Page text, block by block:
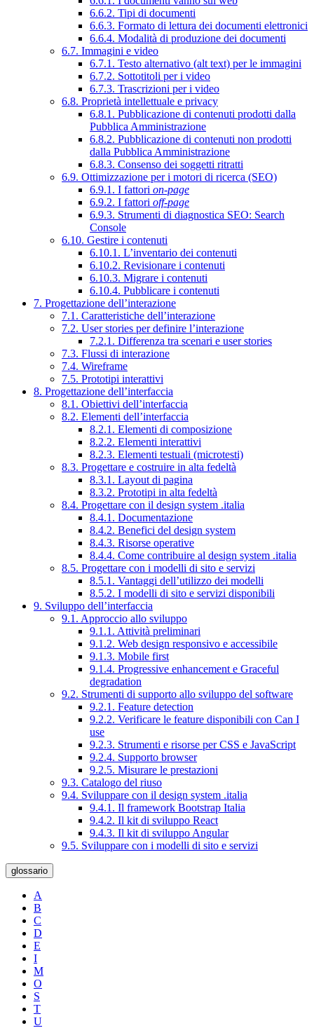
6.6.2. Tipi di documenti
6.6.3. Formato di lettura dei documenti elettronici
6.6.4. Modalità di produzione dei documenti
6.7. Immagini e video
6.7.1. Testo alternativo (alt text) per le immagini
6.7.2. Sottotitoli per i video
6.7.3. Trascrizioni per i video
6.8. Proprietà intellettuale e privacy
6.8.1. Pubblicazione di contenuti prodotti dalla
Pubblica Amministrazione
6.8.2. Pubblicazione di contenuti non prodotti
dalla Pubblica Amministrazione
6.8.3. Consenso dei soggetti ritratti
6.9. Ottimizzazione per i motori di ricerca (SEO)
6.9.1. I fattori on-page
6.9.2. I fattori off-page
6.9.3. Strumenti di diagnostica SEO: Search
Console
6.10. Gestire i contenuti
6.10.1. L’inventario dei contenuti
6.10.2. Revisionare i contenuti
6.10.3. Migrare i contenuti
6.10.4. Pubblicare i contenuti
7. Progettazione dell’interazione
7.1. Caratteristiche dell’interazione
7.2. User stories per definire l’interazione
7.2.1. Differenza tra scenari e user stories
7.3. Flussi di interazione
7.4. Wireframe
7.5. Prototipi interattivi
8. Progettazione dell’interfaccia
8.1. Obiettivi dell’interfaccia
8.2. Elementi dell’interfaccia
8.2.1. Elementi di composizione
8.2.2. Elementi interattivi
8.2.3. Elementi testuali (microtesti)
8.3. Progettare e costruire in alta fedeltà
8.3.1. Layout di pagina
8.3.2. Prototipi in alta fedeltà
8.4. Progettare con il design system .italia
8.4.1. Documentazione
8.4.2. Benefici del design system
8.4.3. Risorse operative
8.4.4. Come contribuire al design system .italia
8.5. Progettare con i modelli di sito e servizi
8.5.1. Vantaggi dell’utilizzo dei modelli
8.5.2. I modelli di sito e servizi disponibili
9. Sviluppo dell’interfaccia
9.1. Approccio allo sviluppo
9.1.1. Attività preliminari
9.1.2. Web design responsivo e accessibile
9.1.3. Mobile first
9.1.4. Progressive enhancement e Graceful
degradation
9.2. Strumenti di supporto allo sviluppo del software
9.2.1. Feature detection
9.2.2. Verificare le feature disponibili con Can I
use
9.2.3. Strumenti e risorse per CSS e JavaScript
9.2.4. Supporto browser
9.2.5. Misurare le prestazioni
9.3. Catalogo del riuso
9.4. Sviluppare con il design system .italia
9.4.1. Il framework Bootstrap Italia
9.4.2. Il kit di sviluppo React
9.4.3. Il kit di sviluppo Angular
9.5. Sviluppare con i modelli di sito e servizi
glossario
A
B
C
D
E
I
M
O
S
T
U